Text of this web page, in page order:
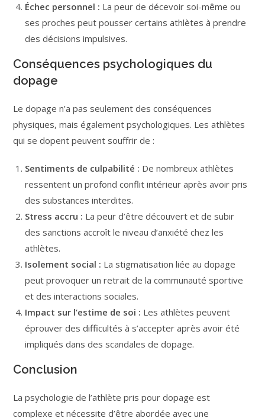
Échec personnel : La peur de décevoir soi-même ou
ses proches peut pousser certains athlètes à prendre
des décisions impulsives.
Conséquences psychologiques du
dopage
Le dopage n’a pas seulement des conséquences
physiques, mais également psychologiques. Les athlètes
qui se dopent peuvent souffrir de :
Sentiments de culpabilité : De nombreux athlètes
ressentent un profond conflit intérieur après avoir pris
des substances interdites.
Stress accru : La peur d’être découvert et de subir
des sanctions accroît le niveau d’anxiété chez les
athlètes.
Isolement social : La stigmatisation liée au dopage
peut provoquer un retrait de la communauté sportive
et des interactions sociales.
Impact sur l’estime de soi : Les athlètes peuvent
éprouver des difficultés à s’accepter après avoir été
impliqués dans des scandales de dopage.
Conclusion
La psychologie de l’athlète pris pour dopage est
complexe et nécessite d’être abordée avec une